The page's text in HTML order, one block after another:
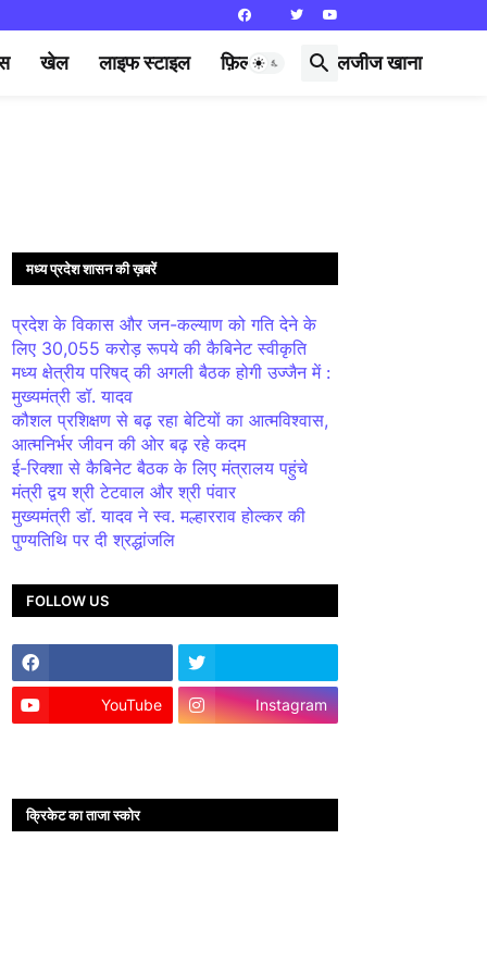
खेल लाइफ स्टाइल फ़िल्मी दुनिया लजीज खाना
मध्य प्रदेश शासन की ख़बरें
प्रदेश के विकास और जन-कल्याण को गति देने के
लिए 30,055 करोड़ रूपये की कैबिनेट स्वीकृति
मध्य क्षेत्रीय परिषद् की अगली बैठक होगी उज्जैन में :
मुख्यमंत्री डॉ. यादव
कौशल प्रशिक्षण से बढ़ रहा बेटियों का आत्मविश्वास,
आत्मनिर्भर जीवन की ओर बढ़ रहे कदम
ई-रिक्शा से कैबिनेट बैठक के लिए मंत्रालय पहुंचे
मंत्री द्वय श्री टेटवाल और श्री पंवार
मुख्यमंत्री डॉ. यादव ने स्व. मल्हारराव होल्कर की
पुण्यतिथि पर दी श्रद्धांजलि
FOLLOW US
YouTube Instagram
क्रिकेट का ताजा स्कोर